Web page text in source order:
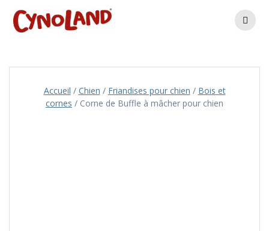
Accueil / Chien / Friandises pour chien / Bois et
cornes / Corne de Buffle à mâcher pour chien